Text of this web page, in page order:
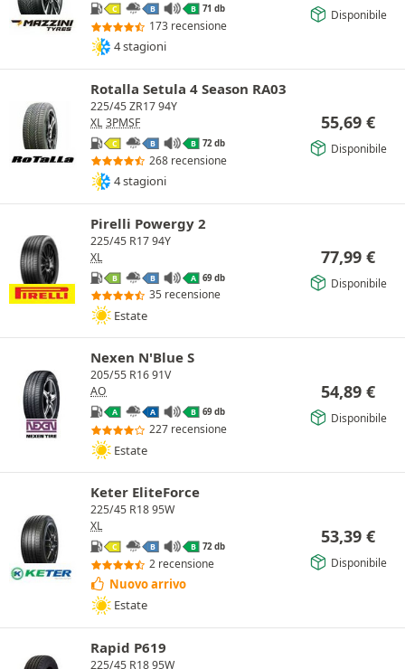
C B B 71 db
173 recensione
4 stagioni
Disponibile
Rotalla Setula 4 Season RA03
225/45 ZR17 94Y
XL 3PMSF
C B B 72 db
268 recensione
4 stagioni
55,69 €
Disponibile
Pirelli Powergy 2
225/45 R17 94Y
XL
B B A 69 db
35 recensione
Estate
77,99 €
Disponibile
Nexen N'Blue S
205/55 R16 91V
AO
A A B 69 db
227 recensione
Estate
54,89 €
Disponibile
Keter EliteForce
225/45 R18 95W
XL
C B B 72 db
2 recensione
Nuovo arrivo
Estate
53,39 €
Disponibile
Rapid P619
225/45 R18 95W